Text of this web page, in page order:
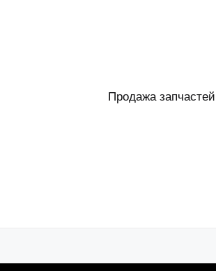
Продажа